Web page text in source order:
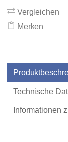
Vergleichen
Merken
Technische
Informationen